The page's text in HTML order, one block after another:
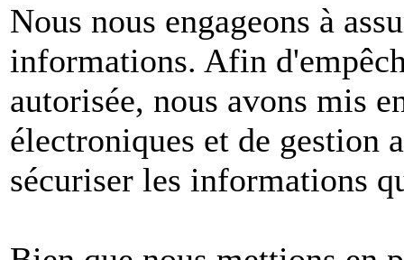
Nous nous engageons à
informations. Afin
autorisée, nous avons mis
électroniques et de gestion
sécuriser les informations